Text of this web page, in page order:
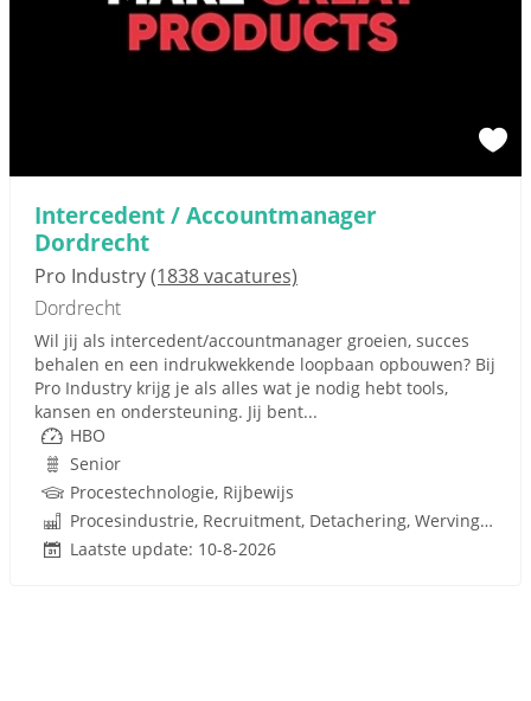
Intercedent / Accountmanager
Dordrecht
Pro Industry(1838 vacatures)
Dordrecht
Wil jij als intercedent/accountmanager groeien, succes
behalen en een indrukwekkende loopbaan opbouwen? Bij
Pro Industry krijg je als alles wat je nodig hebt tools,
kansen en ondersteuning. Jij bent...
HBO
Senior
Procestechnologie, Rijbewijs
Procesindustrie, Recruitment, Detachering, Werving en Selectie
Laatste update: 10-8-2026